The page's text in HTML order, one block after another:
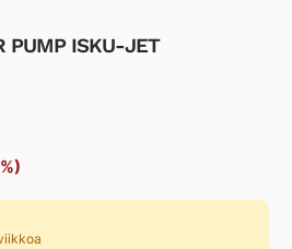
PUMP ISKU-JET